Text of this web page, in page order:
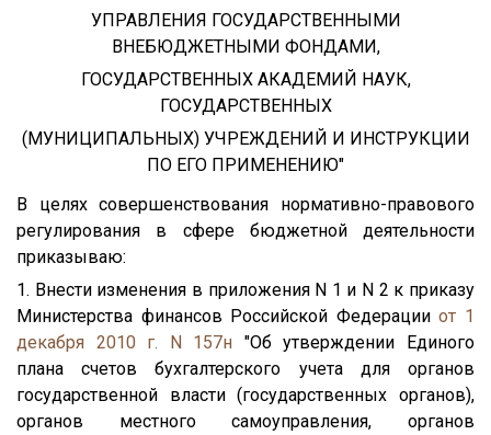
УПРАВЛЕНИЯ ГОСУДАРСТВЕННЫМИ
ВНЕБЮДЖЕТНЫМИ ФОНДАМИ,
ГОСУДАРСТВЕННЫХ АКАДЕМИЙ НАУК,
ГОСУДАРСТВЕННЫХ
(МУНИЦИПАЛЬНЫХ) УЧРЕЖДЕНИЙ И ИНСТРУКЦИИ
ПО ЕГО ПРИМЕНЕНИЮ"
В целях совершенствования нормативно-правового
регулирования в сфере бюджетной деятельности
приказываю:
1. Внести изменения в приложения N 1 и N 2 к приказу
Министерства финансов Российской Федерацииот 1
декабря 2010 г. N 157н "Об утверждении Единого
плана счетов бухгалтерского учета для органов
государственной власти (государственных органов),
органов местного самоуправления, органов